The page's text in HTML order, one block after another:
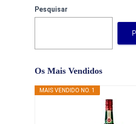
Pesquisar
Os Mais Vendidos
MAIS VENDIDO NO. 1